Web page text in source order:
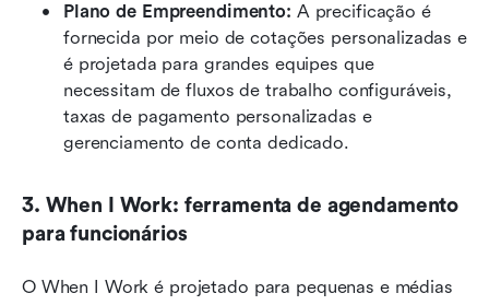
Plano de Empreendimento: A precificação é
fornecida por meio de cotações personalizadas e
é projetada para grandes equipes que
necessitam de fluxos de trabalho configuráveis,
taxas de pagamento personalizadas e
gerenciamento de conta dedicado.
3. When I Work: ferramenta de agendamento
para funcionários
O When I Work é projetado para pequenas e médias